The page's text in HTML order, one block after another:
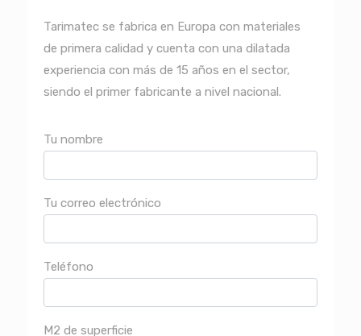
Tarimatec se fabrica en Europa con materiales
de primera calidad y cuenta con una dilatada
experiencia con más de 15 años en el sector,
siendo el primer fabricante a nivel nacional.
Tu nombre
Tu correo electrónico
Teléfono
M2 de superficie